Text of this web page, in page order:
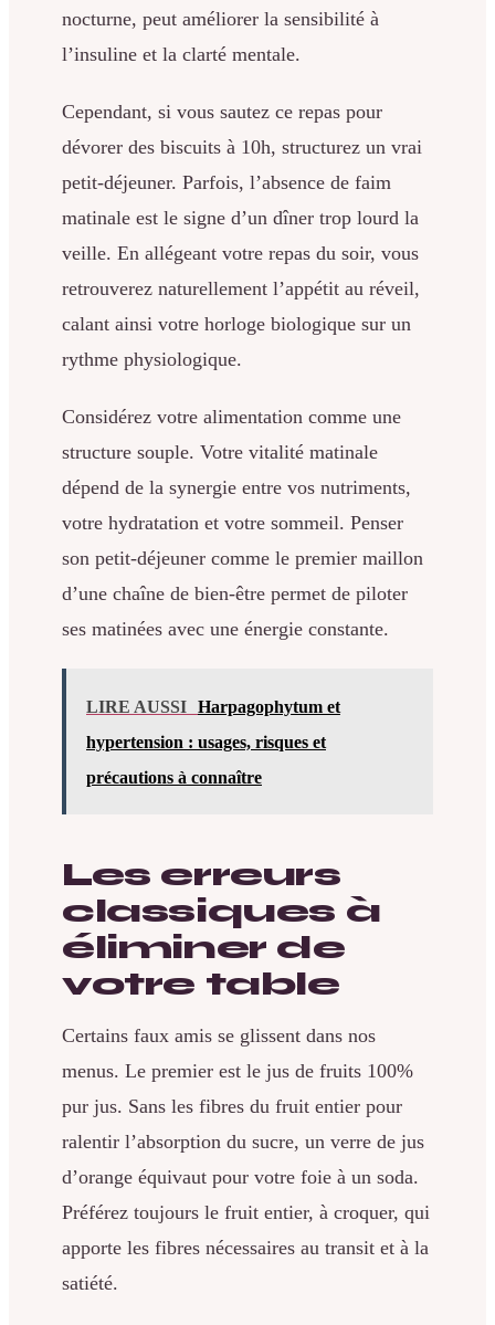
nocturne, peut améliorer la sensibilité à
l’insuline et la clarté mentale.
Cependant, si vous sautez ce repas pour
dévorer des biscuits à 10h, structurez un vrai
petit-déjeuner. Parfois, l’absence de faim
matinale est le signe d’un dîner trop lourd la
veille. En allégeant votre repas du soir, vous
retrouverez naturellement l’appétit au réveil,
calant ainsi votre horloge biologique sur un
rythme physiologique.
Considérez votre alimentation comme une
structure souple. Votre vitalité matinale
dépend de la synergie entre vos nutriments,
votre hydratation et votre sommeil. Penser
son petit-déjeuner comme le premier maillon
d’une chaîne de bien-être permet de piloter
ses matinées avec une énergie constante.
LIRE AUSSI Harpagophytum et
hypertension : usages, risques et
précautions à connaître
Les erreurs
classiques à
éliminer de
votre table
Certains faux amis se glissent dans nos
menus. Le premier est le jus de fruits 100%
pur jus. Sans les fibres du fruit entier pour
ralentir l’absorption du sucre, un verre de jus
d’orange équivaut pour votre foie à un soda.
Préférez toujours le fruit entier, à croquer, qui
apporte les fibres nécessaires au transit et à la
satiété.